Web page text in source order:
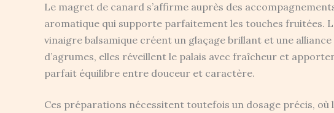
Le magret de canard s’affirme auprès des
aromatique qui supporte parfaitement les touches fruitées.
vinaigre balsamique créent un glaçage brillant et une
d’agrumes, elles réveillent le palais avec fraîcheur et
parfait équilibre entre douceur et caractère.
Ces préparations nécessitent toutefois un dosage précis, où